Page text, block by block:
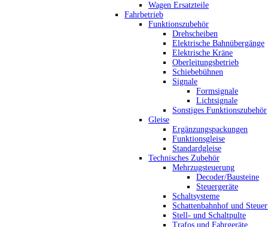
Wagen Ersatzteile
Fahrbetrieb
Funktionszubehör
Drehscheiben
Elektrische Bahnübergänge
Elektrische Kräne
Oberleitungsbetrieb
Schiebebühnen
Signale
Formsignale
Lichtsignale
Sonstiges Funktionszubehör
Gleise
Ergänzungspackungen
Funktionsgleise
Standardgleise
Technisches Zubehör
Mehrzugsteuerung
Decoder/Bausteine
Steuergeräte
Schaltsysteme
Schattenbahnhof und
Stell- und Schaltpulte
Trafos und Fahrgeräte